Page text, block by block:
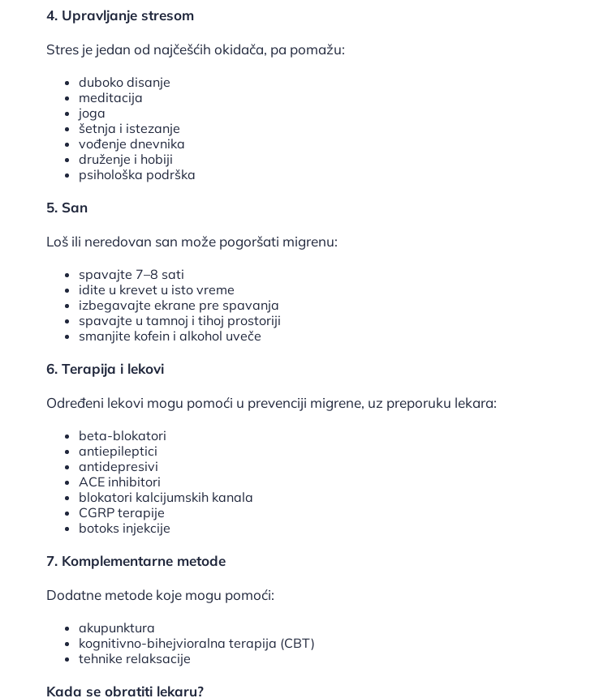
4. Upravljanje stresom
Stres je jedan od najčešćih okidača, pa pomažu:
duboko disanje
meditacija
joga
šetnja i istezanje
vođenje dnevnika
druženje i hobiji
psihološka podrška
5. San
Loš ili neredovan san može pogoršati migrenu:
spavajte 7–8 sati
idite u krevet u isto vreme
izbegavajte ekrane pre spavanja
spavajte u tamnoj i tihoj prostoriji
smanjite kofein i alkohol uveče
6. Terapija i lekovi
Određeni lekovi mogu pomoći u prevenciji migrene, uz preporuku lekara:
beta-blokatori
antiepileptici
antidepresivi
ACE inhibitori
blokatori kalcijumskih kanala
CGRP terapije
botoks injekcije
7. Komplementarne metode
Dodatne metode koje mogu pomoći:
akupunktura
kognitivno-bihejvioralna terapija (CBT)
tehnike relaksacije
Kada se obratiti lekaru?